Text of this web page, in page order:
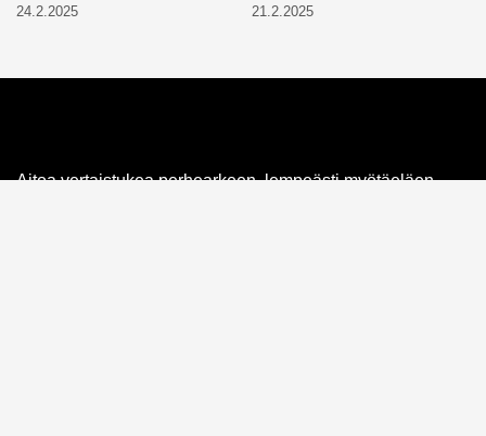
24.2.2025 21.2.2025
Aitoa vertaistukea perhearkeen, lempeästi myötäeläen